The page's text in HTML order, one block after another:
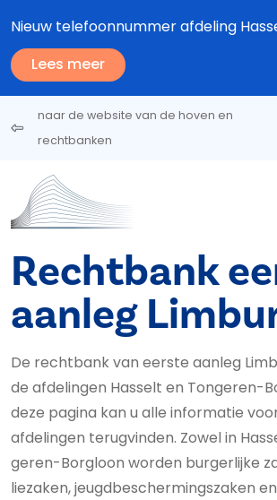
Nieuw telefoonnummer afdeling
Lees meer
naar de website van de hoven en
rechtbanken
Rechtbank
aanleg
De rechtbank van eerste aanleg
de afdelingen Hasselt en Tongeren-
deze pagina kan u alle informatie
afdelingen terugvinden. Zowel in
geren-Borgloon worden burgerlijke
liezaken, jeugd­be­scher­mings­za­ken